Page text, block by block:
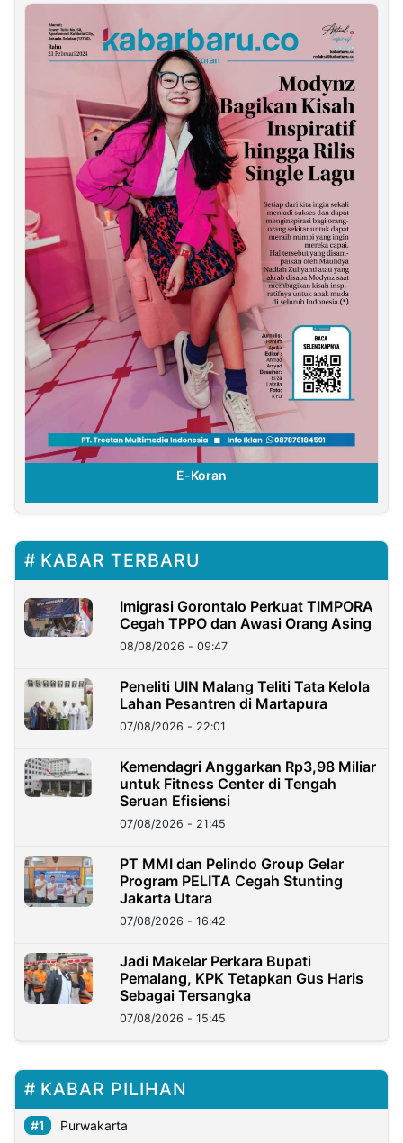
E-Koran
KABAR TERBARU
Imigrasi Gorontalo Perkuat TIMPORA
Cegah TPPO dan Awasi Orang Asing
08/08/2026 - 09:47
Peneliti UIN Malang Teliti Tata Kelola
Lahan Pesantren di Martapura
07/08/2026 - 22:01
Kemendagri Anggarkan Rp3,98 Miliar
untuk Fitness Center di Tengah
Seruan Efisiensi
07/08/2026 - 21:45
PT MMI dan Pelindo Group Gelar
Program PELITA Cegah Stunting
Jakarta Utara
07/08/2026 - 16:42
Jadi Makelar Perkara Bupati
Pemalang, KPK Tetapkan Gus Haris
Sebagai Tersangka
07/08/2026 - 15:45
KABAR PILIHAN
Purwakarta